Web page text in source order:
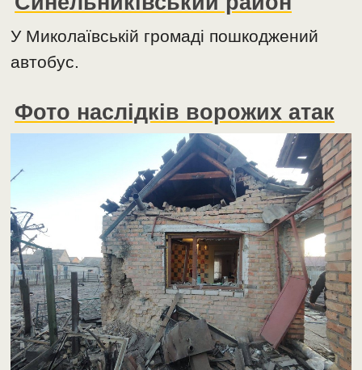
У Миколаївській громаді пошкоджений
автобус.
Фото наслідків ворожих атак